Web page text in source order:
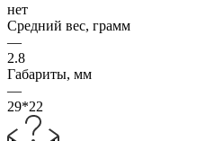
нет
Средний вес, грамм
—
2.8
Габариты, мм
—
29*22